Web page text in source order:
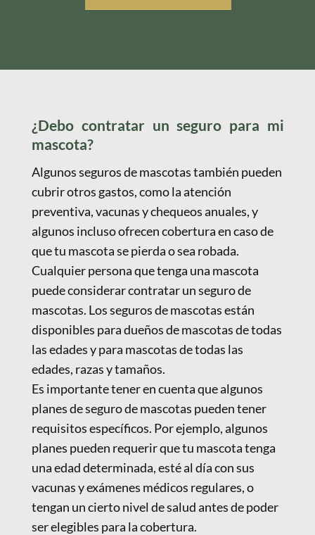
¿Debo contratar un seguro para mi
mascota?
Algunos seguros de mascotas también pueden
cubrir otros gastos, como la atención
preventiva, vacunas y chequeos anuales, y
algunos incluso ofrecen cobertura en caso de
que tu mascota se pierda o sea robada.
Cualquier persona que tenga una mascota
puede considerar contratar un seguro de
mascotas. Los seguros de mascotas están
disponibles para dueños de mascotas de todas
las edades y para mascotas de todas las
edades, razas y tamaños.
Es importante tener en cuenta que algunos
planes de seguro de mascotas pueden tener
requisitos específicos. Por ejemplo, algunos
planes pueden requerir que tu mascota tenga
una edad determinada, esté al día con sus
vacunas y exámenes médicos regulares, o
tengan un cierto nivel de salud antes de poder
ser elegibles para la cobertura.